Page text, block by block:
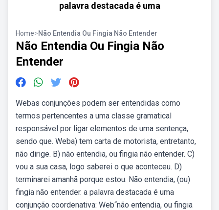
palavra destacada é uma
Home>Não Entendia Ou Fingia Não Entender
Não Entendia Ou Fingia Não
Entender
Webas conjunções podem ser entendidas como
termos pertencentes a uma classe gramatical
responsável por ligar elementos de uma sentença,
sendo que. Weba) tem carta de motorista, entretanto,
não dirige. B) não entendia, ou fingia não entender. C)
vou a sua casa, logo saberei o que aconteceu. D)
terminarei amanhã porque estou. Não entendia, (ou)
fingia não entender. a palavra destacada é uma
conjunção coordenativa: Web“não entendia, ou fingia